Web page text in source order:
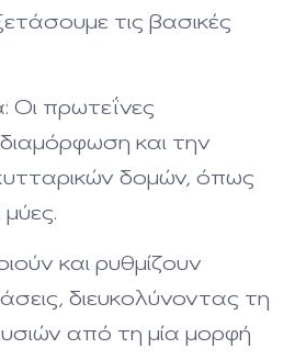
τις βασικές
Οι πρωτεΐνες
και την
δομών, όπως
και ρυθμίζουν
διευκολύνοντας τη
από τη μία μορφή